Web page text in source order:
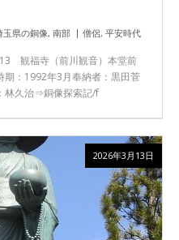
玉県の銅像, 南部 僧侶, 平安時代
観福寺（前川観音）本堂前
：1992年3月奉納者：黒田菅
林久治⇒銅像探索記/f
2026年3月13日